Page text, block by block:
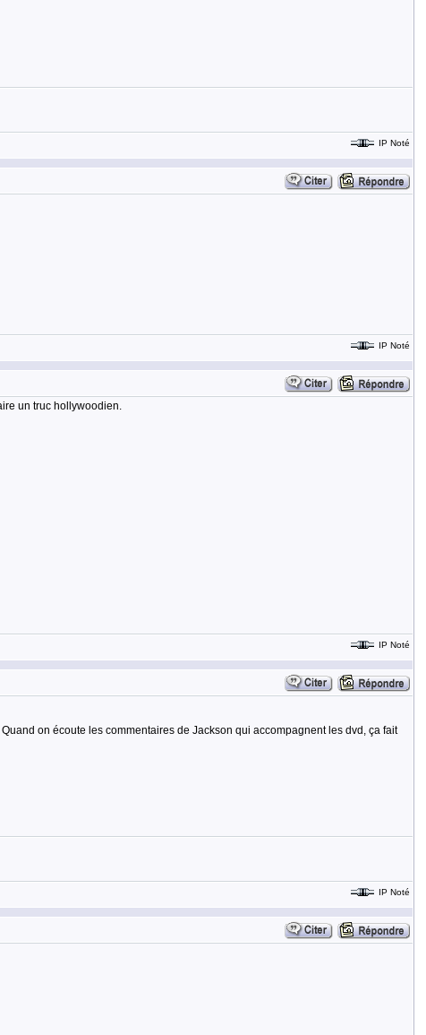
IP Noté
IP Noté
un truc hollywoodien.
IP Noté
on écoute les commentaires de Jackson qui accompagnent les dvd, ça fait
IP Noté